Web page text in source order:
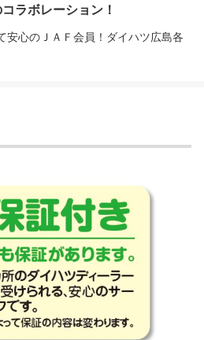
ラボレーション！
安心のＪＡＦ会員！ダイハツ広島各